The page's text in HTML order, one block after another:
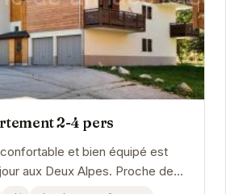
2-4 pers
et bien équipé est
aux Deux Alpes. Proche des
commodités, il offre un...